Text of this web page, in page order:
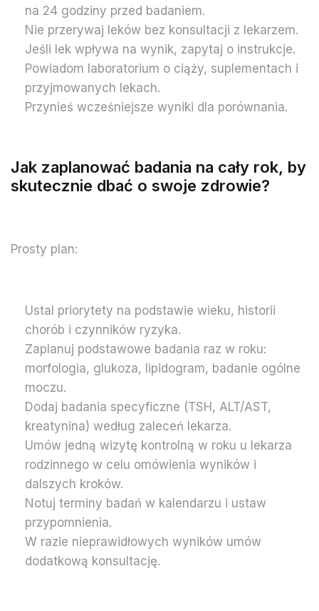
na 24 godziny przed badaniem.
Nie przerywaj leków bez konsultacji z lekarzem.
Jeśli lek wpływa na wynik, zapytaj o instrukcje.
Powiadom laboratorium o ciąży, suplementach i
przyjmowanych lekach.
Przynieś wcześniejsze wyniki dla porównania.
Jak zaplanować badania na cały rok, by
skutecznie dbać o swoje zdrowie?
Prosty plan:
Ustal priorytety na podstawie wieku, historii
chorób i czynników ryzyka.
Zaplanuj podstawowe badania raz w roku:
morfologia, glukoza, lipidogram, badanie ogólne
moczu.
Dodaj badania specyficzne (TSH, ALT/AST,
kreatynina) według zaleceń lekarza.
Umów jedną wizytę kontrolną w roku u lekarza
rodzinnego w celu omówienia wyników i
dalszych kroków.
Notuj terminy badań w kalendarzu i ustaw
przypomnienia.
W razie nieprawidłowych wyników umów
dodatkową konsultację.